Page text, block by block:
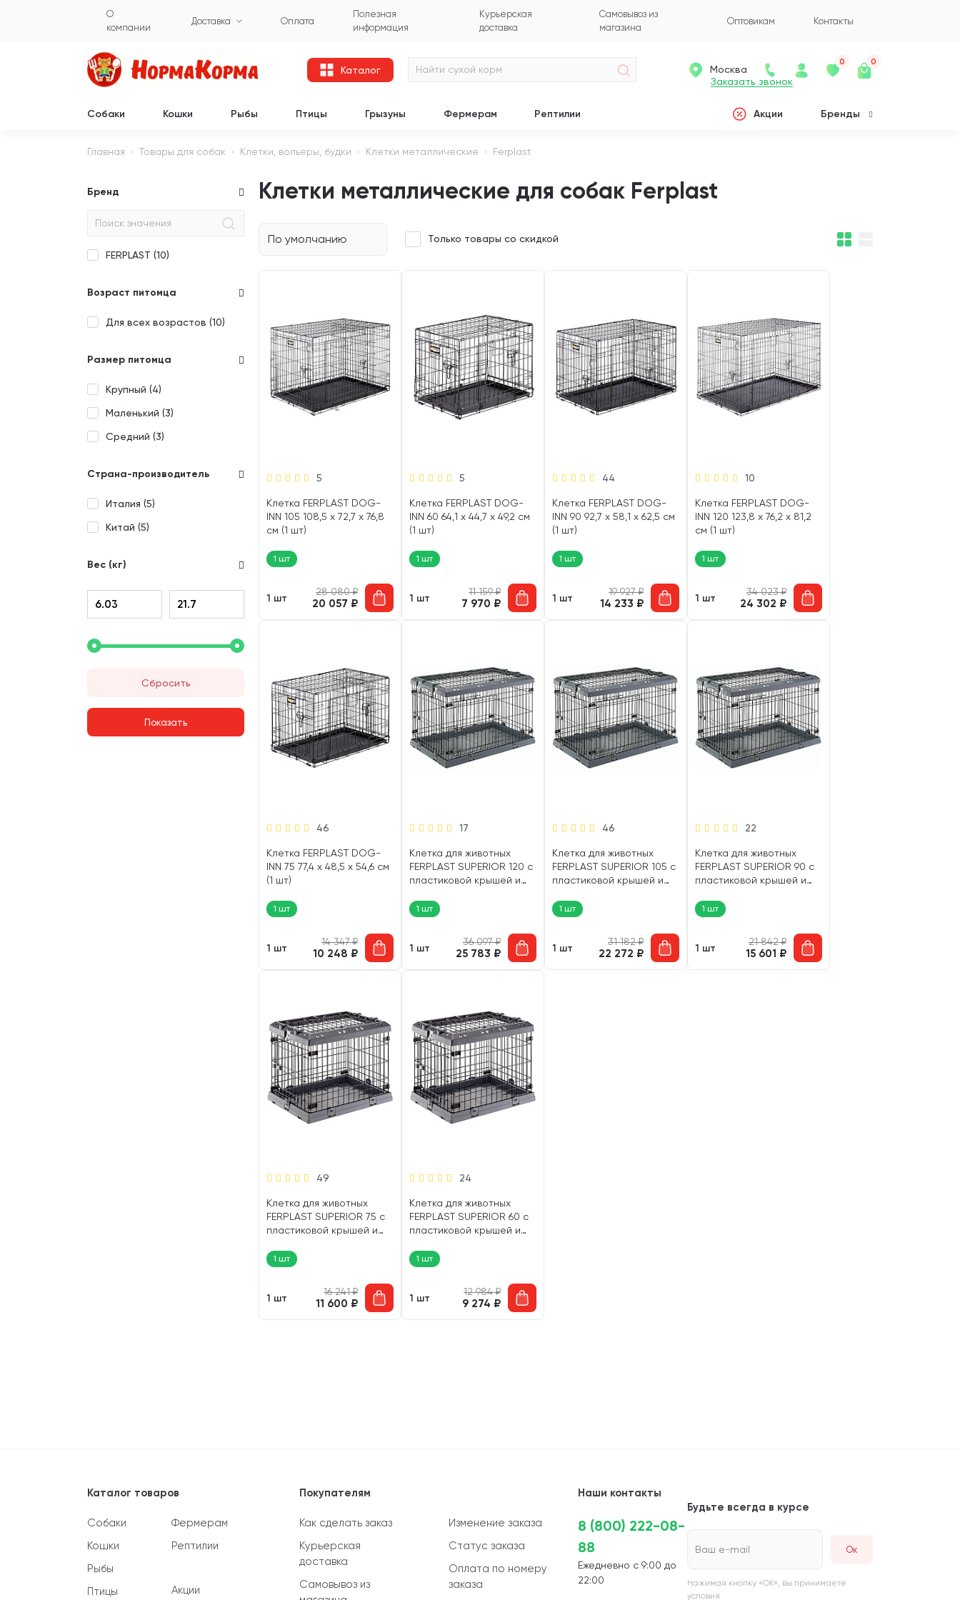
О
компании
Доставка Оплата
Полезная
информация
Курьерская
доставка
Самовывоз из
магазина
Оптовикам Контакты
Каталог
Заказать звонок
Москва
0 0
Собаки Кошки Рыбы Птицы Грызуны Фермерам Рептилии Акции Бренды
Главная Товары для собак Клетки, вольеры, будки Клетки металлические Ferplast
Бренд
FERPLAST (10)
Возраст питомца
Для всех возрастов (10)
Размер питомца
Крупный (4)
Маленький (3)
Средний (3)
Страна-производитель
Италия (5)
Китай (5)
Вес (кг)
Сбросить
Клетки металлические для собак Ferplast
По умолчанию Только товары со скидкой
5
Клетка FERPLAST DOG-
INN 105 108,5 x 72,7 x 76,8
см (1 шт)
1 шт
1 шт
28 080₽
20 057 ₽
5
Клетка FERPLAST DOG-
INN 60 64,1 x 44,7 x 49,2 см
(1 шт)
1 шт
1 шт
11 159₽
7 970 ₽
44
Клетка FERPLAST DOG-
INN 90 92,7 x 58,1 x 62,5 см
(1 шт)
1 шт
1 шт
19 927₽
14 233 ₽
10
Клетка FERPLAST DOG-
INN 120 123,8 x 76,2 x 81,2
см (1 шт)
1 шт
1 шт
34 023₽
24 302 ₽
46
Клетка FERPLAST DOG-
INN 75 77,4 x 48,5 x 54,6 см
(1 шт)
1 шт
1 шт
14 347₽
10 248 ₽
17
Клетка для животных
FERPLAST SUPERIOR 120 с
пластиковой крышей и
(1 шт)
1 шт
1 шт
36 097₽
25 783 ₽
46
Клетка для животных
FERPLAST SUPERIOR 105 с
пластиковой крышей и
(1 шт)
1 шт
1 шт
31 182₽
22 272 ₽
22
Клетка для животных
FERPLAST SUPERIOR 90 с
пластиковой крышей и
(1 шт)
1 шт
1 шт
21 842₽
15 601 ₽
49
Клетка для животных
FERPLAST SUPERIOR 75 с
пластиковой крышей и
(1 шт)
1 шт
1 шт
16 241₽
11 600 ₽
24
Клетка для животных
FERPLAST SUPERIOR 60 с
пластиковой крышей и
(1 шт)
1 шт
1 шт
12 984₽
9 274 ₽
Каталог товаров
Собаки
Кошки
Рыбы
Птицы
Фермерам
Рептилии
Акции
Покупателям
Как сделать заказ
Курьерская
доставка
Самовывоз из
Изменение заказа
Статус заказа
Оплата по номеру
заказа
Наши контакты
8 (800) 222-08-
88
Ежедневно с 9:00 до
22:00
Будьте всегда в курсе
Ваш e-mail
Нажимая кнопку «ОК», вы принимаете
условия